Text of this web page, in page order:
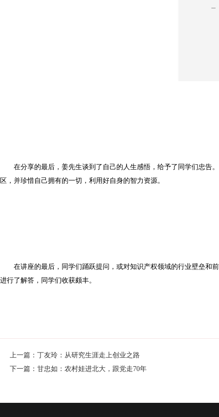
在分享的最后，姜先生谈到了自己的人生感悟，给予了同学们忠告
区，并珍惜自己拥有的一切，利用好自身的智力资源。
在讲座的最后，同学们踊跃提问，或对知识产权领域的行业壁垒和
进行了解答，同学们收获颇丰。
上一篇：丁友玲：从研究生涯走上创业之路
下一篇：甘忠如：农村娃进北大，跟党走70年